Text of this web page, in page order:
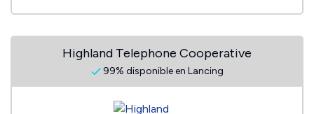
Highland Telephone Cooperative
99% disponible en Lancing